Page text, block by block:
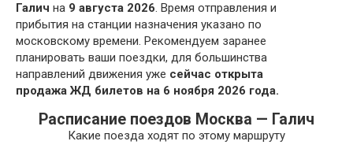
Галич на 9 августа 2026. Время отправления и
прибытия на станции назначения указано по
московскому времени. Рекомендуем заранее
планировать ваши поездки, для большинства
направлений движения уже сейчас открыта
продажа ЖД билетов на 6 ноября 2026 года.
Расписание поездов Москва — Галич
Какие поезда ходят по этому маршруту